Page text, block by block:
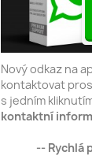
Nový odkaz na
kontaktovat
s jedním
kontaktní
-- Rychlá